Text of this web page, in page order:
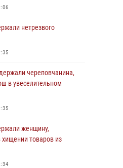
нетрезвого
череповчанина,
в увеселительном
женщину,
товаров из